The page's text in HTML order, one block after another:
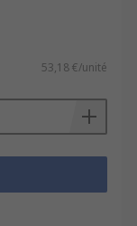
53,18 €/unité